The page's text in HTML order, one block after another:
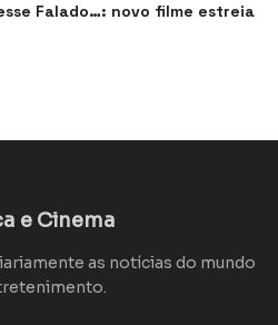
Falado…: novo filme estreia
e Cinema
as notícias do mundo